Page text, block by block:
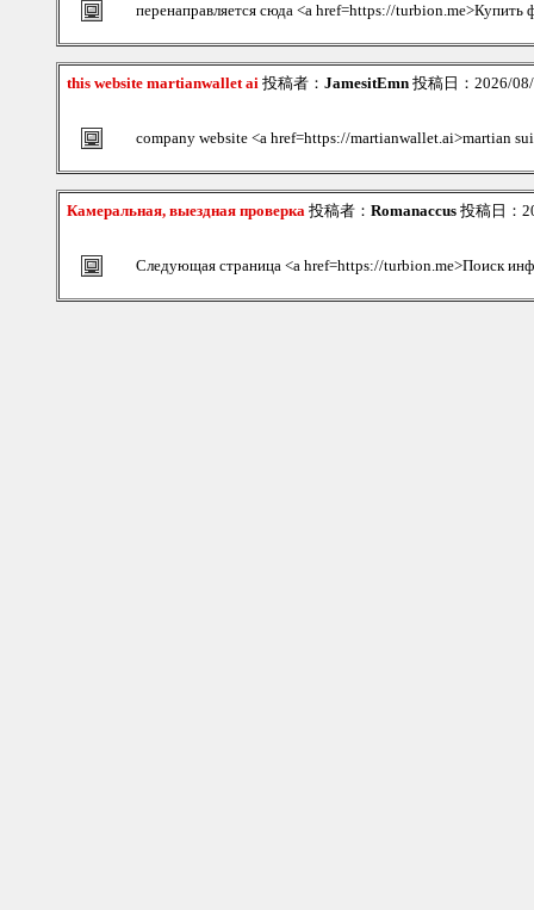
перенаправляется сюда <a href=https://turbion.me>Купить
this website martianwallet ai 投稿者： JamesitEmn 投稿日：2026/
company website <a href=https://martianwallet.ai>martian
Камеральная, выездная проверка 投稿者： Romanaccus 投稿日：
Следующая страница <a href=https://turbion.me>Поиск